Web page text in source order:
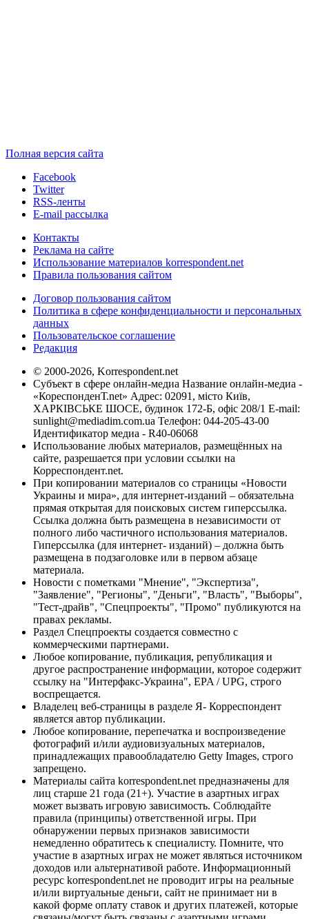
Полная версия сайта
Facebook
Twitter
RSS-ленты
E-mail рассылка
Контакты
Реклама на сайте
Использование материалов korrespondent.net
Правила пользования сайтом
Договор пользования сайтом
Политика в сфере конфиденциальности и персональных
данных
Пользовательское соглашение
Редакция
© 2000-2026, Korrespondent.net
Субъект в сфере онлайн-медиа Название онлайн-медиа -
«КореспонденТ.net» Адрес: 02091, місто Київ,
ХАРКІВСЬКЕ ШОСЕ, будинок 172-Б, офіс 208/1 E-mail:
sunlight@mediadim.com.ua Телефон: 044-205-43-00
Идентификатор медиа - R40-06068
Использование любых материалов, размещённых на
сайте, разрешается при условии ссылки на
Корреспондент.net.
При копировании материалов со страницы «Новости
Украины и мира», для интернет-изданий – обязательна
прямая открытая для поисковых систем гиперссылка.
Ссылка должна быть размещена в независимости от
полного либо частичного использования материалов.
Гиперссылка (для интернет- изданий) – должна быть
размещена в подзаголовке или в первом абзаце
материала.
Новости с пометками "Мнение", "Экспертиза",
"Заявление", "Регионы", "Деньги", "Власть", "Выборы",
"Тест-драйв", "Спецпроекты", "Промо" публикуются на
правах рекламы.
Раздел Спецпроекты создается совместно с
коммерческими партнерами.
Любое копирование, публикация, републикация и
другое распространение информации, которое содержит
ссылку на "Интерфакс-Украина", EPA / UPG, строго
воспрещается.
Владелец веб-страницы в разделе Я- Корреспондент
является автор публикации.
Любое копирование, перепечатка и воспроизведение
фотографий и/или аудиовизуальных материалов,
принадлежащих правообладателю Getty Images, строго
запрещено.
Материалы сайта korrespondent.net предназначены для
лиц старше 21 года (21+). Участие в азартных играх
может вызвать игровую зависимость. Соблюдайте
правила (принципы) ответственной игры. При
обнаружении первых признаков зависимости
немедленно обратитесь к специалисту. Помните, что
участие в азартных играх не может являться источником
доходов или альтернативой работе. Информационный
ресурс korrespondent.net не проводит игры на реальные
и/или виртуальные деньги, сайт не принимает ни в
какой форме оплату ставок и других платежей, которые